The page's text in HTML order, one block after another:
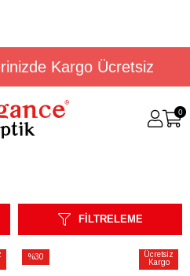
Kargo Ücretsiz
0
FILTRELEME
%30
Ücretsiz
Kargo